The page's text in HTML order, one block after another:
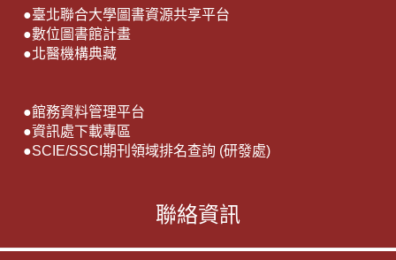
●臺北聯合大學圖書資源共享平台
●數位圖書館計畫
●北醫機構典藏
●館務資料管理平台
●資訊處下載專區
●SCIE/SSCI期刊領域排名查詢 (研發處)
聯絡資訊